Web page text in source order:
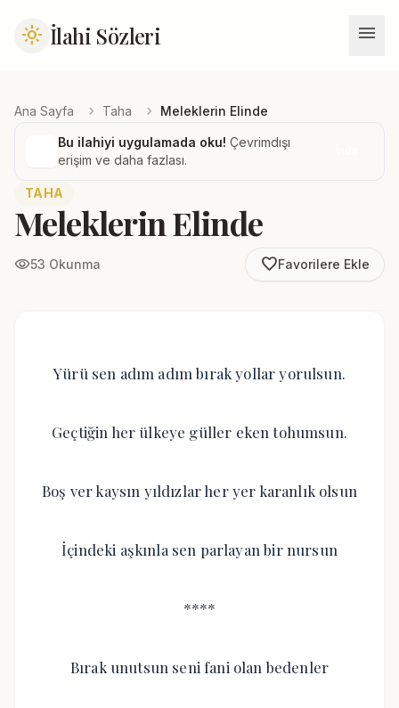
light_mode İlahi Sözleri menu
Ana Sayfa chevron_right Taha chevron_right Meleklerin Elinde
Bu ilahiyi uygulamada oku! Çevrimdışı
erişim ve daha fazlası.
TAHA
Meleklerin Elinde
visibility53 Okunma favorite_borderFavorilere Ekle
Yürü sen adım adım bırak yollar yorulsun.
Geçtiğin her ülkeye güller eken tohumsun.
Boş ver kaysın yıldızlar her yer karanlık olsun
İçindeki aşkınla sen parlayan bir nursun
****
Bırak unutsun seni fani olan bedenler